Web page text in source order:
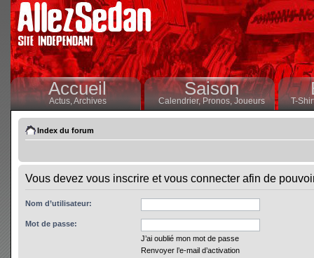
Accueil
Actus,Archives
Saison
Calendrier,Pronos, Joueurs T-
Index du forum
Vous devez vous inscrire et vous connecter afin de
Nom d’utilisateur:
Mot de passe:
J’ai oublié mon mot de passe
Renvoyer l’e-mail d’activation